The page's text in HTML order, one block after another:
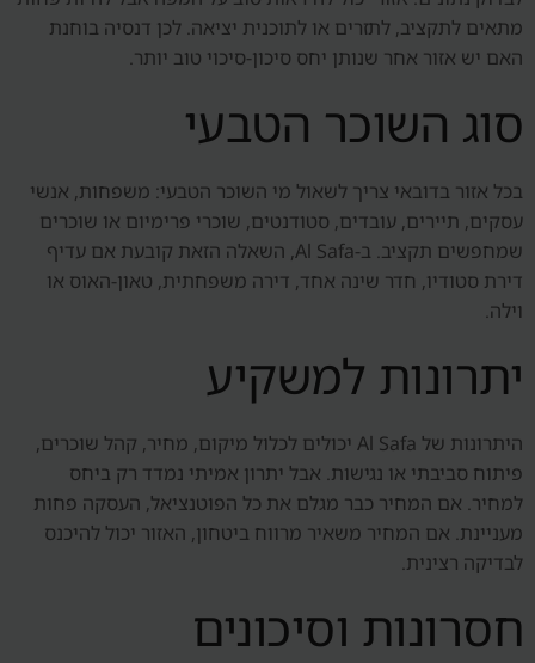
מתאים לתקציב, לתזרים או לתוכנית יציאה. לכן דנסיה בוחנת
האם יש אזור אחר שנותן יחס סיכון-סיכוי טוב יותר.
סוג השוכר הטבעי
בכל אזור בדובאי צריך לשאול מי השוכר הטבעי: משפחות, אנשי
עסקים, תיירים, עובדים, סטודנטים, שוכרי פרימיום או שוכרים
שמחפשים תקציב. ב-Al Safa, השאלה הזאת קובעת אם עדיף
דירת סטודיו, חדר שינה אחד, דירה משפחתית, טאון-האוס או
וילה.
יתרונות למשקיע
היתרונות של Al Safa יכולים לכלול מיקום, מחיר, קהל שוכרים,
פיתוח סביבתי או נגישות. אבל יתרון אמיתי נמדד רק ביחס
למחיר. אם המחיר כבר מגלם את כל הפוטנציאל, העסקה פחות
מעניינת. אם המחיר משאיר מרווח ביטחון, האזור יכול להיכנס
לבדיקה רצינית.
חסרונות וסיכונים